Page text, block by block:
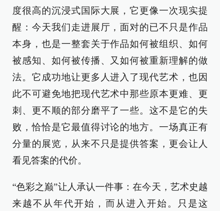
度很高的沉浸式国际大展，它更像一次现实提
醒：今天我们走进展厅，面对的已不只是作品
本身，也是一整套关于作品如何被组织、如何
被感知、如何被传播、又如何被重新理解的做
法。它成功地让更多人进入了现代艺术，也因
此不可避免地把现代艺术中那些原本更难、更
刺、更不顺的部分磨平了一些。这不是它的失
败，恰恰是它最值得讨论的地方。一场真正有
分量的展览，从来不只是提供答案，更会让人
看见答案的代价。
“色彩之巅”让人承认一件事：在今天，艺术史越
来越不从年代开始，而从进入开始。只是这